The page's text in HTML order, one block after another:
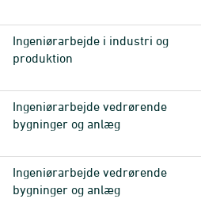
Ingeniørarbejde i industri og
produktion
Ingeniørarbejde vedrørende
bygninger og anlæg
Ingeniørarbejde vedrørende
bygninger og anlæg